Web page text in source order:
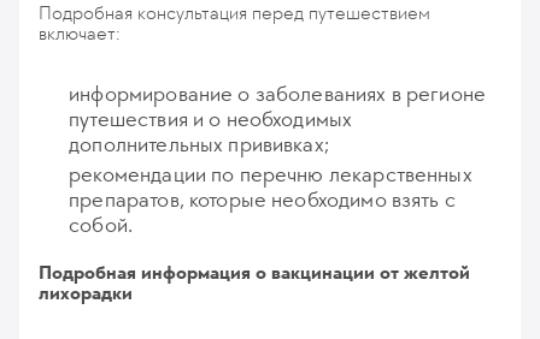
Подробная консультация перед путешествием
включает:
информирование о заболеваниях в регионе
путешествия и о необходимых
дополнительных прививках;
рекомендации по перечню лекарственных
препаратов, которые необходимо взять с
собой.
Подробная информация о вакцинации от желтой
лихорадки